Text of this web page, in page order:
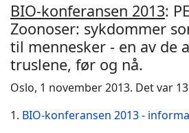
BIO-konferansen 2013:
Zoonoser: sykdommer
til mennesker - en av de
truslene, før og nå.
Oslo, 1 november 2013. Det var
1. BIO-konferansen 2013 -